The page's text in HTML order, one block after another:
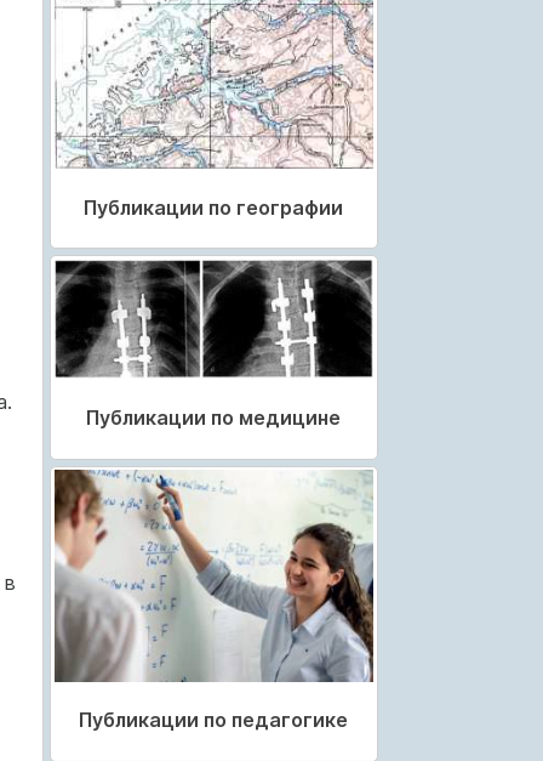
Публикации по географии
Публикации по медицине
Публикации по педагогике